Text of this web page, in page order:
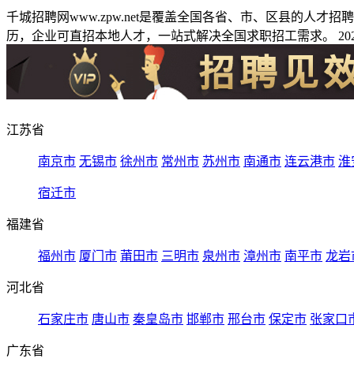
千城招聘网www.zpw.net是覆盖全国各省、市、区县的人才
历，企业可直招本地人才，一站式解决全国求职招工需求。
江苏省
南京市 无锡市 徐州市 常州市 苏州市 南通市 连云港市 淮
宿迁市
福建省
福州市 厦门市 莆田市 三明市 泉州市 漳州市 南平市 龙岩
河北省
石家庄市 唐山市 秦皇岛市 邯郸市 邢台市 保定市 张家口
广东省